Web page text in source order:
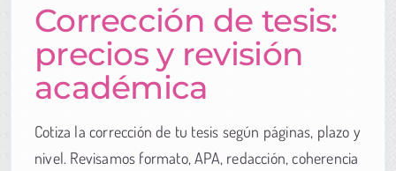
Corrección de tesis:
precios y revisión
académica
Cotiza la corrección de tu tesis según páginas, plazo y
nivel. Revisamos formato, APA, redacción, coherencia